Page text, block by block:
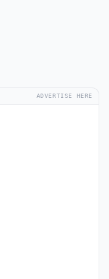
ADVERTISE HERE